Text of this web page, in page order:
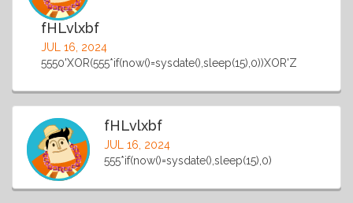
fHLvlxbf
JUL 16, 2024
5550'XOR(555*if(now()=sysdate(),sleep(15),0))XOR'Z
fHLvlxbf
JUL 16, 2024
555*if(now()=sysdate(),sleep(15),0)